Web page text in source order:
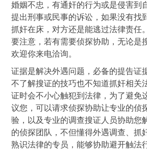
婚姻不忠，有通奸的行为或是侵害到
提出刑事或民事的诉讼，如果没有找
抓奸在床，对方还是能逃过法律责任
要注意，若有需要侦探协助，无论是
欢迎你来电洽询。
证据是解决外遇问题，必备的提告证
不了解搜证的技巧也不知道抓奸相关
证时会不小心触犯到法律，为了避免
议您，可以请求侦探协助让专业的侦
验，以及专业的调查搜证人员协助您
的侦探团队，不但懂得外遇调查、抓
熟识法律的专员，能够协助避开触法